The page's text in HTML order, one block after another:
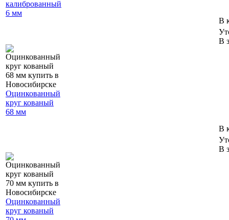
калиброванный
6 мм
В
Оцинкованный
круг кованый
68 мм
В
В
Оцинкованный
круг кованый
В